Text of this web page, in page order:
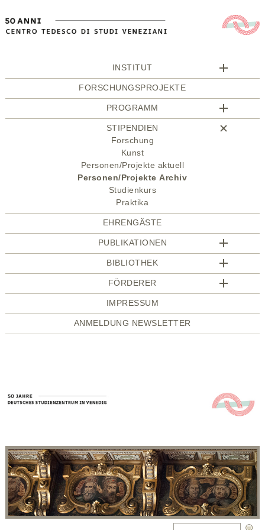
INSTITUT
FORSCHUNGSPROJEKTE
PROGRAMM
STIPENDIEN
Forschung
Kunst
Personen/Projekte aktuell
Personen/Projekte Archiv
Studienkurs
Praktika
EHRENGÄSTE
PUBLIKATIONEN
BIBLIOTHEK
FÖRDERER
IMPRESSUM
ANMELDUNG NEWSLETTER